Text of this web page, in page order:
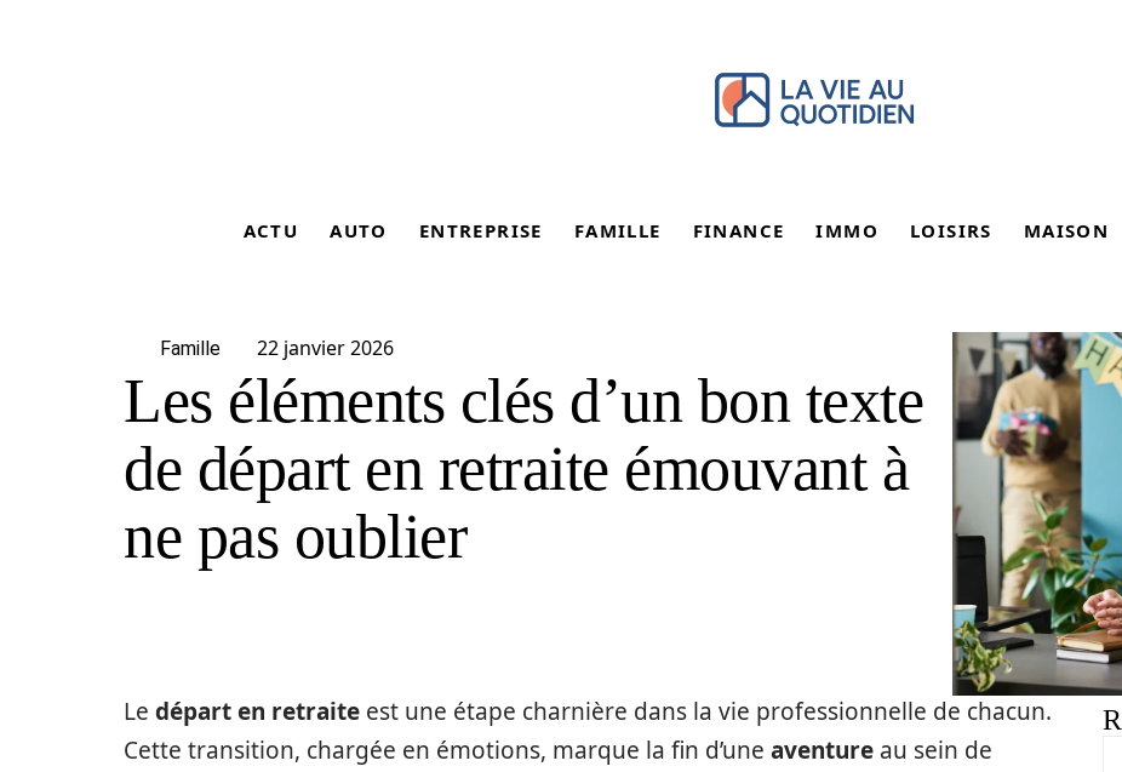
ACTU AUTO ENTREPRISE FAMILLE FINANCE IMMO LOISIRS MAISON
Famille 22 janvier 2026
Les éléments clés d’un bon texte
de départ en retraite émouvant à
ne pas oublier
Le départ en retraite est une étape charnière dans la vie professionnelle de chacun.
Cette transition, chargée en émotions, marque la fin d’une aventure au sein de